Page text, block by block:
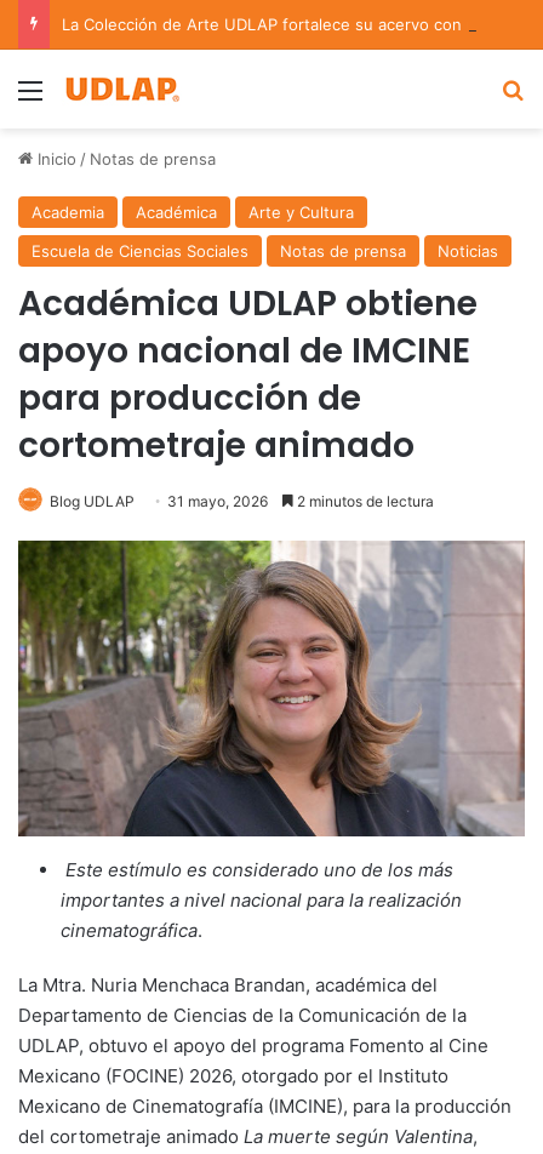
Menu
Inicio / Notas de prensa
Academia Académica
Arte y Cultura
Escuela de Ciencias Sociales
Notas de prensa Noticias
Académica UDLAP obtiene
apoyo nacional de IMCINE
para producción de
cortometraje animado
Blog UDLAP 31 mayo, 2026 2 minutos de lectura
Este estímulo es considerado uno de los más
importantes a nivel nacional para la realización
cinematográfica.
La Mtra. Nuria Menchaca Brandan, académica del
Departamento de Ciencias de la Comunicación de la
UDLAP, obtuvo el apoyo del programa Fomento al Cine
Mexicano (FOCINE) 2026, otorgado por el Instituto
Mexicano de Cinematografía (IMCINE), para la producción
del cortometraje animado La muerte según Valentina,